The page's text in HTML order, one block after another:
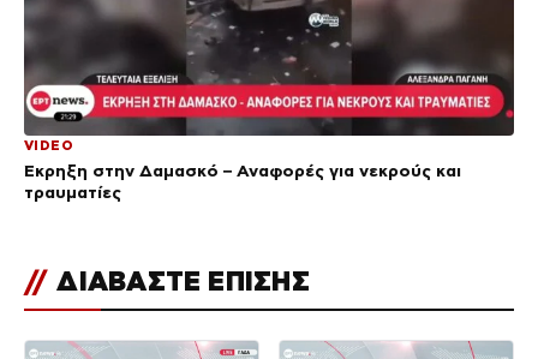
VIDEO
Έκρηξη στην Δαμασκό – Αναφορές για νεκρούς και
τραυματίες
// ΔΙΑΒΑΣΤΕ ΕΠΙΣΗΣ